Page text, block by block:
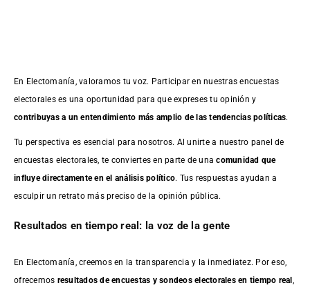
En Electomanía, valoramos tu voz. Participar en nuestras encuestas
electorales es una oportunidad para que expreses tu opinión y
contribuyas a un entendimiento más amplio de las tendencias políticas.
Tu perspectiva es esencial para nosotros. Al unirte a nuestro panel de
encuestas electorales, te conviertes en parte de unacomunidad que
influye directamente en el análisis político. Tus respuestas ayudan a
esculpir un retrato más preciso de la opinión pública.
Resultados en tiempo real: la voz de la gente
En Electomanía, creemos en la transparencia y la inmediatez. Por eso,
ofrecemos resultados deencuestas y sondeos electorales en tiempo real ,